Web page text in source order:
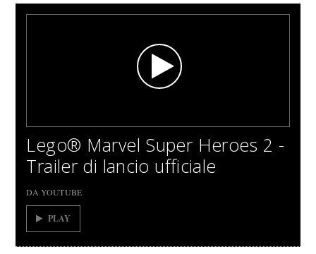
Lego® Marvel Super Heroes 2 -
Trailer di lancio ufficiale
DA YOUTUBE
PLAY